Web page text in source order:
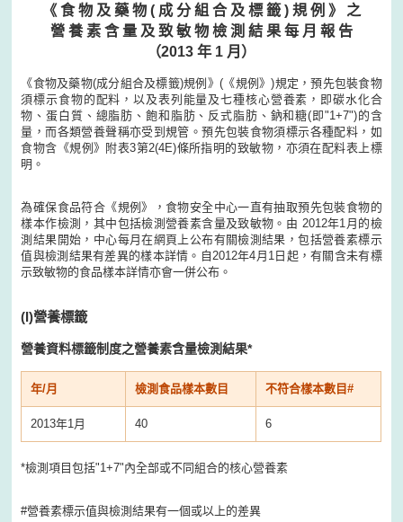
《 食 物 及 藥 物 ( 成 分 組 合 及 標 籤 ) 規 例 》 之
營 養 素 含 量 及 致 敏 物 檢 測 結 果 每 月 報 告
（2013 年 1 月）
《食物及藥物(成分組合及標籤)規例》(《規例》)規定，預先包裝食物
須標示食物的配料，以及表列能量及七種核心營養素，即碳水化合
物、蛋白質、總脂肪、飽和脂肪、反式脂肪、鈉和糖(即"1+7")的含
量，而各類營養聲稱亦受到規管。預先包裝食物須標示各種配料，如
食物含《規例》附表3第2(4E)條所指明的致敏物，亦須在配料表上標
明。
為確保食品符合《規例》，食物安全中心一直有抽取預先包裝食物的
樣本作檢測，其中包括檢測營養素含量及致敏物。由 2012年1月的檢
測結果開始，中心每月在網頁上公布有關檢測結果，包括營養素標示
值與檢測結果有差異的樣本詳情。自2012年4月1日起，有關含未有標
示致敏物的食品樣本詳情亦會一併公布。
(I)營養標籤
營養資料標籤制度之營養素含量檢測結果*
年/月 檢測食品樣本數目 不符合樣本數目#
2013年1月 40 6
*檢測項目包括"1+7"內全部或不同組合的核心營養素
#營養素標示值與檢測結果有一個或以上的差異